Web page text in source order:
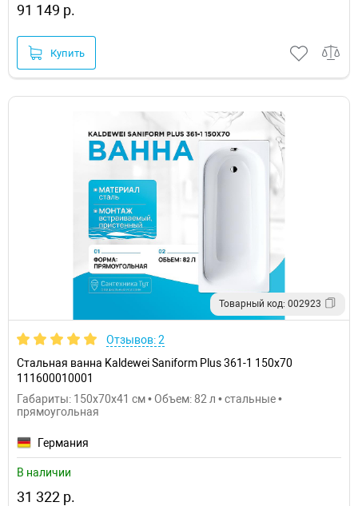
91 149 р.
Купить
Товарный код: 002923
Отзывов: 2
Стальная ванна Kaldewei Saniform Plus 361-1 150x70
111600010001
Габариты: 150x70x41 см • Объем: 82 л • стальные •
прямоугольная
Германия
В наличии
31 322 р.